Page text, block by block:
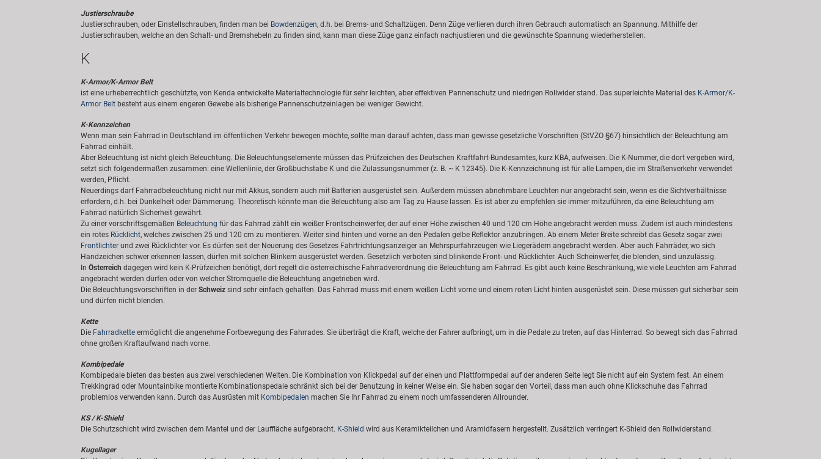
Justierschraube
Justierschrauben, oder Einstellschrauben, finden man bei Bowdenzügen, d.h. bei Brems- und Schaltzügen. Denn Züge verlieren durch ihren Gebrauch automatisch an Spannung. Mithilfe der
Justierschrauben, welche an den Schalt- und Bremshebeln zu finden sind, kann man diese Züge ganz einfach nachjustieren und die gewünschte Spannung wiederherstellen.
K
K-Armor/K-Armor Belt
ist eine urheberrechtlich geschützte, von Kenda entwickelte Materialtechnologie für sehr leichten, aber effektiven Pannenschutz und niedrigen Rollwider stand. Das superleichte Material des K-Armor/K-
Armor Belt besteht aus einem engeren Gewebe als bisherige Pannenschutzeinlagen bei weniger Gewicht.
K-Kennzeichen
Wenn man sein Fahrrad in Deutschland im öffentlichen Verkehr bewegen möchte, sollte man darauf achten, dass man gewisse gesetzliche Vorschriften (StVZO §67) hinsichtlich der Beleuchtung am
Fahrrad einhält.
Aber Beleuchtung ist nicht gleich Beleuchtung. Die Beleuchtungselemente müssen das Prüfzeichen des Deutschen Kraftfahrt-Bundesamtes, kurz KBA, aufweisen. Die K-Nummer, die dort vergeben wird,
setzt sich folgendermaßen zusammen: eine Wellenlinie, der Großbuchstabe K und die Zulassungsnummer (z. B. ~ K 12345). Die K-Kennzeichnung ist für alle Lampen, die im Straßenverkehr verwendet
werden, Pflicht.
Neuerdings darf Fahrradbeleuchtung nicht nur mit Akkus, sondern auch mit Batterien ausgerüstet sein. Außerdem müssen abnehmbare Leuchten nur angebracht sein, wenn es die Sichtverhältnisse
erfordern, d.h. bei Dunkelheit oder Dämmerung. Theoretisch könnte man die Beleuchtung also am Tag zu Hause lassen. Es ist aber zu empfehlen sie immer mitzuführen, da eine Beleuchtung am
Fahrrad natürlich Sicherheit gewährt.
Zu einer vorschriftsgemäßen Beleuchtung für das Fahrrad zählt ein weißer Frontscheinwerfer, der auf einer Höhe zwischen 40 und 120 cm Höhe angebracht werden muss. Zudem ist auch mindestens
ein rotes Rücklicht, welches zwischen 25 und 120 cm zu montieren. Weiter sind hinten und vorne an den Pedalen gelbe Reflektor anzubringen. Ab einem Meter Breite schreibt das Gesetz sogar zwei
Frontlichter und zwei Rücklichter vor. Es dürfen seit der Neuerung des Gesetzes Fahrtrichtungsanzeiger an Mehrspurfahrzeugen wie Liegerädern angebracht werden. Aber auch Fahrräder, wo sich
Handzeichen schwer erkennen lassen, dürfen mit solchen Blinkern ausgerüstet werden. Gesetzlich verboten sind blinkende Front- und Rücklichter. Auch Scheinwerfer, die blenden, sind unzulässig.
In Österreich dagegen wird kein K-Prüfzeichen benötigt, dort regelt die österreichische Fahrradverordnung die Beleuchtung am Fahrrad. Es gibt auch keine Beschränkung, wie viele Leuchten am Fahrrad
angebracht werden dürfen oder von welcher Stromquelle die Beleuchtung angetrieben wird.
Die Beleuchtungsvorschriften in der Schweiz sind sehr einfach gehalten. Das Fahrrad muss mit einem weißen Licht vorne und einem roten Licht hinten ausgerüstet sein. Diese müssen gut sicherbar sein
und dürfen nicht blenden.
Kette
Die Fahrradkette ermöglicht die angenehme Fortbewegung des Fahrrades. Sie überträgt die Kraft, welche der Fahrer aufbringt, um in die Pedale zu treten, auf das Hinterrad. So bewegt sich das Fahrrad
ohne großen Kraftaufwand nach vorne.
Kombipedale
Kombipedale bieten das besten aus zwei verschiedenen Welten. Die Kombination von Klickpedal auf der einen und Plattformpedal auf der anderen Seite legt Sie nicht auf ein System fest. An einem
Trekkingrad oder Mountainbike montierte Kombinationspedale schränkt sich bei der Benutzung in keiner Weise ein. Sie haben sogar den Vorteil, dass man auch ohne Klickschuhe das Fahrrad
problemlos verwenden kann. Durch das Ausrüsten mit Kombipedalen machen Sie Ihr Fahrrad zu einem noch umfassenderen Allrounder.
KS / K-Shield
Die Schutzschicht wird zwischen dem Mantel und der Lauffläche aufgebracht. K-Shield wird aus Keramikteilchen und Aramidfasern hergestellt. Zusätzlich verringert K-Shield den Rollwiderstand.
Kugellager